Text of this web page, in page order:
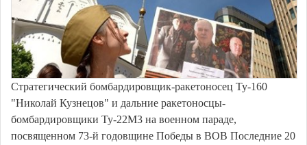
Cтратегический бомбардировщик-ракетоносец Ту-160
"Николай Кузнецов" и дальние ракетоносцы-
бомбардировщики Ту-22М3 на военном параде,
посвященном 73-й годовщине Победы в ВОВ Последние 20